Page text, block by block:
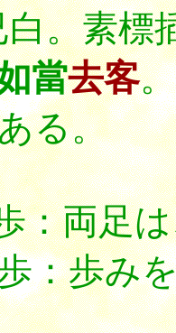
。素標
當去客
る。
：両足
：歩み